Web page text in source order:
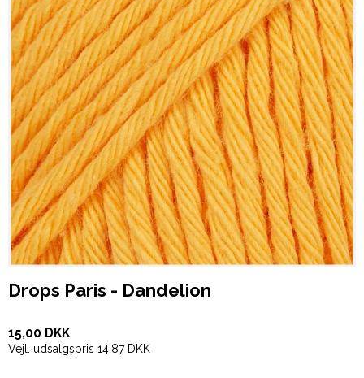
Drops Paris - Dandelion
15,00 DKK
Vejl. udsalgspris 14,87 DKK